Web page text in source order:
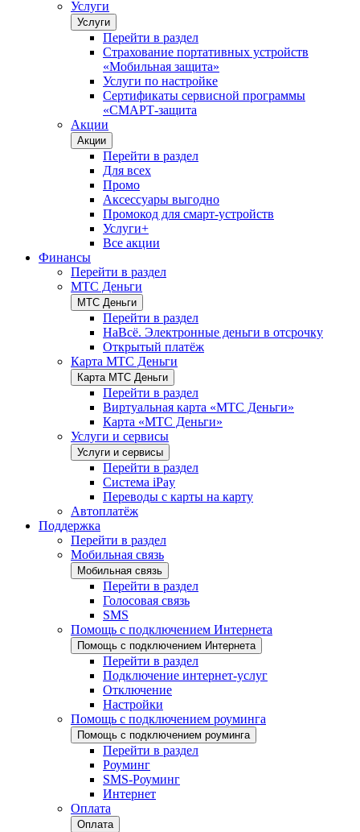
Услуги
Услуги
Перейти в раздел
Страхование портативных устройств
«Мобильная защита»
Услуги по настройке
Сертификаты сервисной программы
«СМАРТ-защита
Акции
Акции
Перейти в раздел
Для всех
Промо
Аксессуары выгодно
Промокод для смарт-устройств
Услуги+
Все акции
Финансы
Перейти в раздел
МТС Деньги
МТС Деньги
Перейти в раздел
НаВсё. Электронные деньги в отсрочку
Открытый платёж
Карта МТС Деньги
Карта МТС Деньги
Перейти в раздел
Виртуальная карта «МТС Деньги»
Карта «МТС Деньги»
Услуги и сервисы
Услуги и сервисы
Перейти в раздел
Система iPay
Переводы с карты на карту
Автоплатёж
Поддержка
Перейти в раздел
Мобильная связь
Мобильная связь
Перейти в раздел
Голосовая связь
SMS
Помощь с подключением Интернета
Помощь с подключением Интернета
Перейти в раздел
Подключение интернет-услуг
Отключение
Настройки
Помощь с подключением роуминга
Помощь с подключением роуминга
Перейти в раздел
Роуминг
SMS-Роуминг
Интернет
Оплата
Оплата